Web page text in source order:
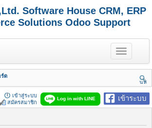
Software House CRM, ERP
Solutions Odoo Support
T
o
g
e
n
a
v
g
ร์ด
นห
า
เข้าระบบ
Log in with LINE
เข้าสู่ระบบ
สมัครสมาชิก